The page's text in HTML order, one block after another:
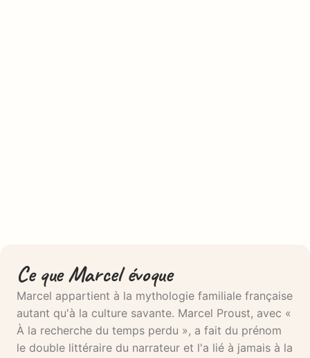
Ce que Marcel évoque
Marcel appartient à la mythologie familiale française
autant qu'à la culture savante. Marcel Proust, avec «
À la recherche du temps perdu », a fait du prénom
le double littéraire du narrateur et l'a lié à jamais à la